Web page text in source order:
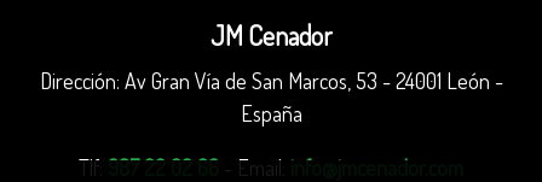
JM Cenador
Dirección: Av Gran Vía de San Marcos, 53 - 24001 León -
España
Tlf: 987 22 02 66 - Email: info@jmcenador.com